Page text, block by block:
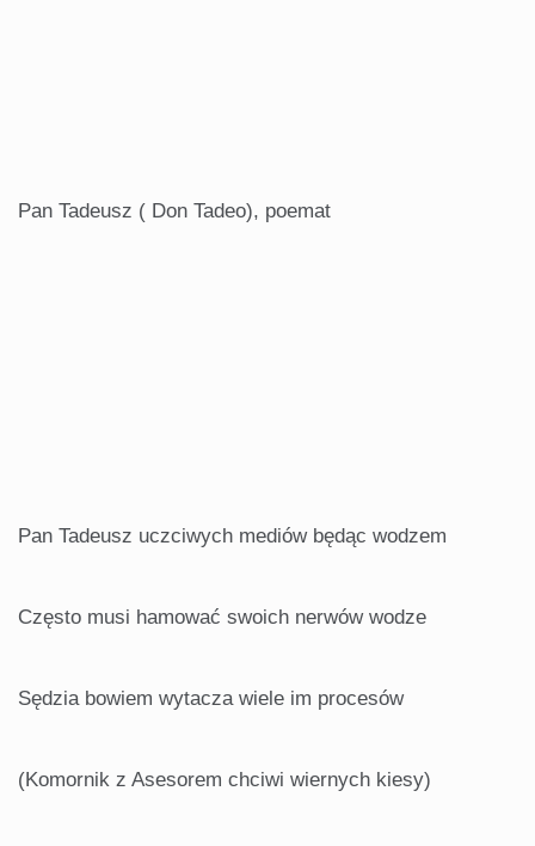
Pan Tadeusz ( Don Tadeo), poemat
Pan Tadeusz uczciwych mediów będąc wodzem
Często musi hamować swoich nerwów wodze
Sędzia bowiem wytacza wiele im procesów
(Komornik z Asesorem chciwi wiernych kiesy)